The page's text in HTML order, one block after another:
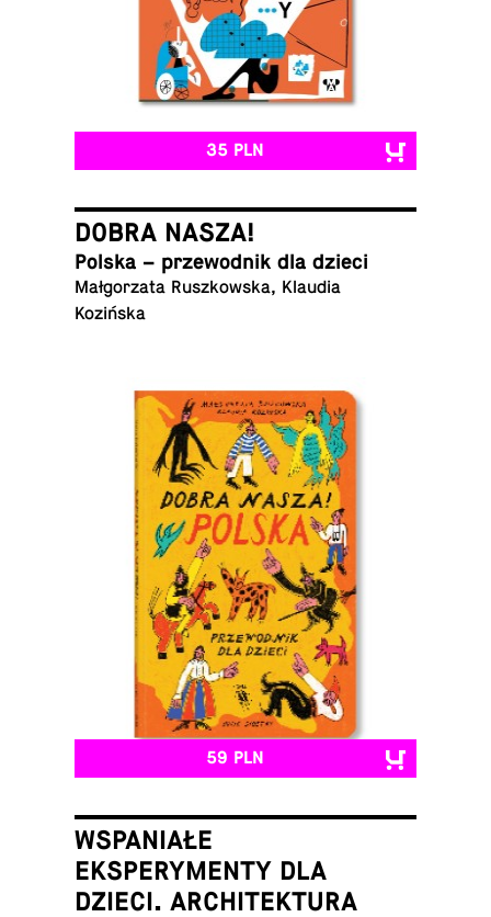
35 PLN
DOBRA NASZA!
Polska – prze­wod­nik dla dzieci
Mał­go­rza­ta Rusz­kow­ska, Klaudia
Kozińska
59 PLN
WSPANIAŁE
EKSPERYMENTY DLA
DZIECI. ARCHITEKTURA